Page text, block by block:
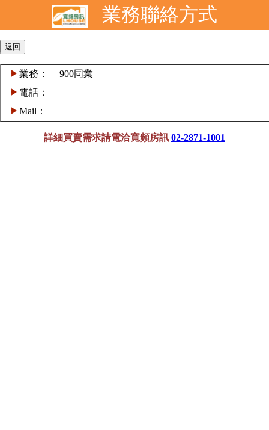
業務聯絡方式
業務：
900同業
電話：
Mail：
詳細買賣需求請電洽寬頻房訊 02-2871-1001